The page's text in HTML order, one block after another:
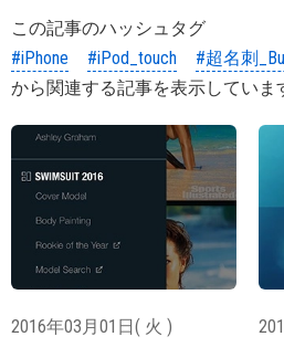
この記事のハッシュタグ
#iPhone
#iPod_touch
#超名刺
から関連する記事を表示していま
2016年03月01日( 火 )